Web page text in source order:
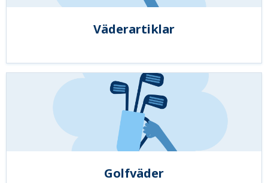
Väderartiklar
Golfväder